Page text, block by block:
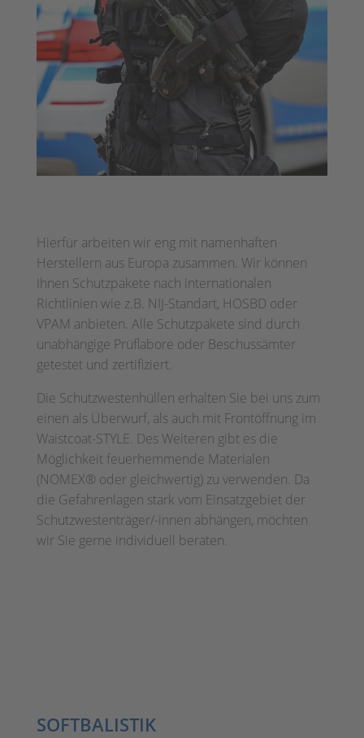
Hierfür arbeiten wir eng mit namenhaften
Herstellern aus Europa zusammen. Wir können
Ihnen Schutzpakete nach internationalen
Richtlinien wie z.B. NIJ-Standart, HOSBD oder
VPAM anbieten. Alle Schutzpakete sind durch
unabhängige Prüflabore oder Beschussämter
getestet und zertifiziert.
Die Schutzwestenhüllen erhalten Sie bei uns zum
einen als Überwurf, als auch mit Frontöffnung im
Waistcoat-STYLE. Des Weiteren gibt es die
Möglichkeit feuerhemmende Materialen
(NOMEX® oder gleichwertig) zu verwenden. Da
die Gefahrenlagen stark vom Einsatzgebiet der
Schutzwestenträger/-innen abhängen, möchten
wir Sie gerne individuell beraten.
SOFTBALISTIK